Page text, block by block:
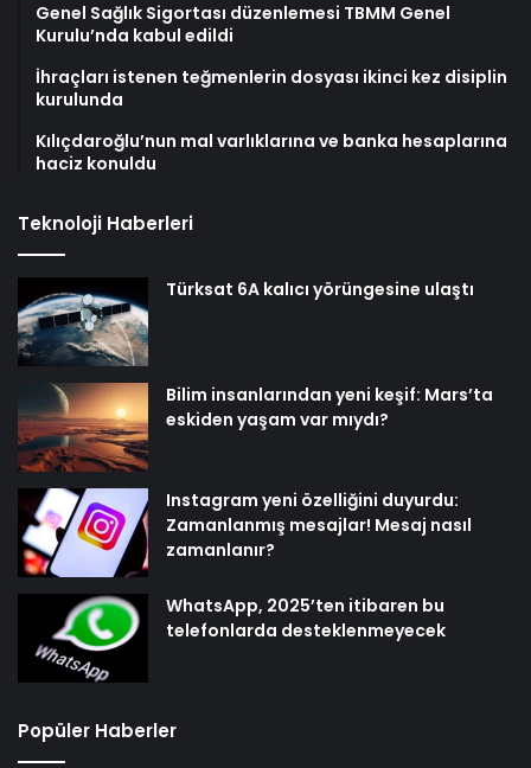
Genel Sağlık Sigortası düzenlemesi TBMM Genel
Kurulu’nda kabul edildi
İhraçları istenen teğmenlerin dosyası ikinci kez disiplin
kurulunda
Kılıçdaroğlu’nun mal varlıklarına ve banka hesaplarına
haciz konuldu
Teknoloji Haberleri
Türksat 6A kalıcı yörüngesine ulaştı
Bilim insanlarından yeni keşif: Mars’ta
eskiden yaşam var mıydı?
Instagram yeni özelliğini duyurdu:
Zamanlanmış mesajlar! Mesaj nasıl
zamanlanır?
WhatsApp, 2025’ten itibaren bu
telefonlarda desteklenmeyecek
Popüler Haberler